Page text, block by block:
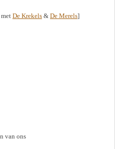
De Krekels & De Merels]
van ons